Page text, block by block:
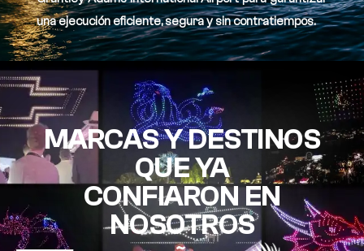
una ejecución eficiente, segura y sin contratiempos.
MARCAS Y DESTINOS
QUE YA
CONFIARON EN
NOSOTROS